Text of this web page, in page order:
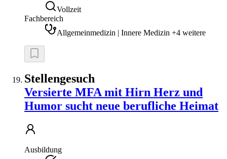
Vollzeit
Fachbereich
Allgemeinmedizin | Innere Medizin +4 weitere
Stellengesuch
Versierte MFA mit Hirn Herz und
Humor sucht neue berufliche Heimat
Ausbildung